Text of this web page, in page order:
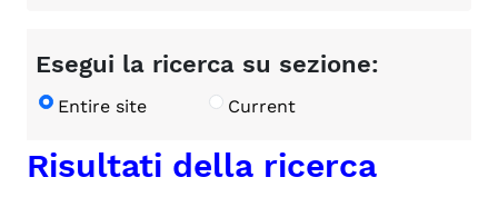
Esegui la ricerca su sezione:
Entire site Current
Risultati della ricerca